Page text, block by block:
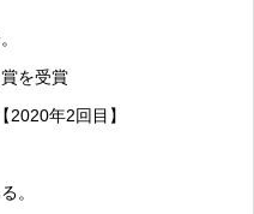
を受賞
年2回目】
。